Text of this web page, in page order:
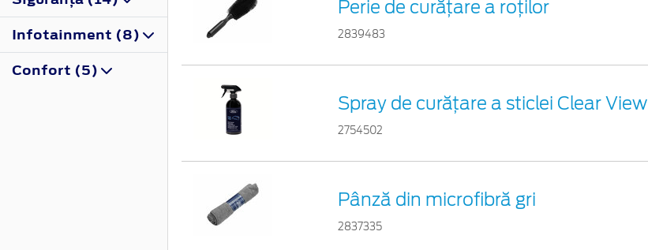
Infotainment (8)
Confort (5)
Perie de curățare a roților
2839483
Spray de curățare a sticlei Clear View
2754502
Pânză din microfibră gri
2837335